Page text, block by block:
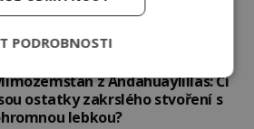
„tančila“ záhadná světla
z Andahuaylillas: Čí
ostatky zakrslého stvoření s
lebkou?
PODROBNOSTI